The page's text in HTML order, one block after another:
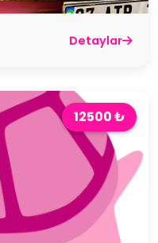
Detaylar
12500 ₺